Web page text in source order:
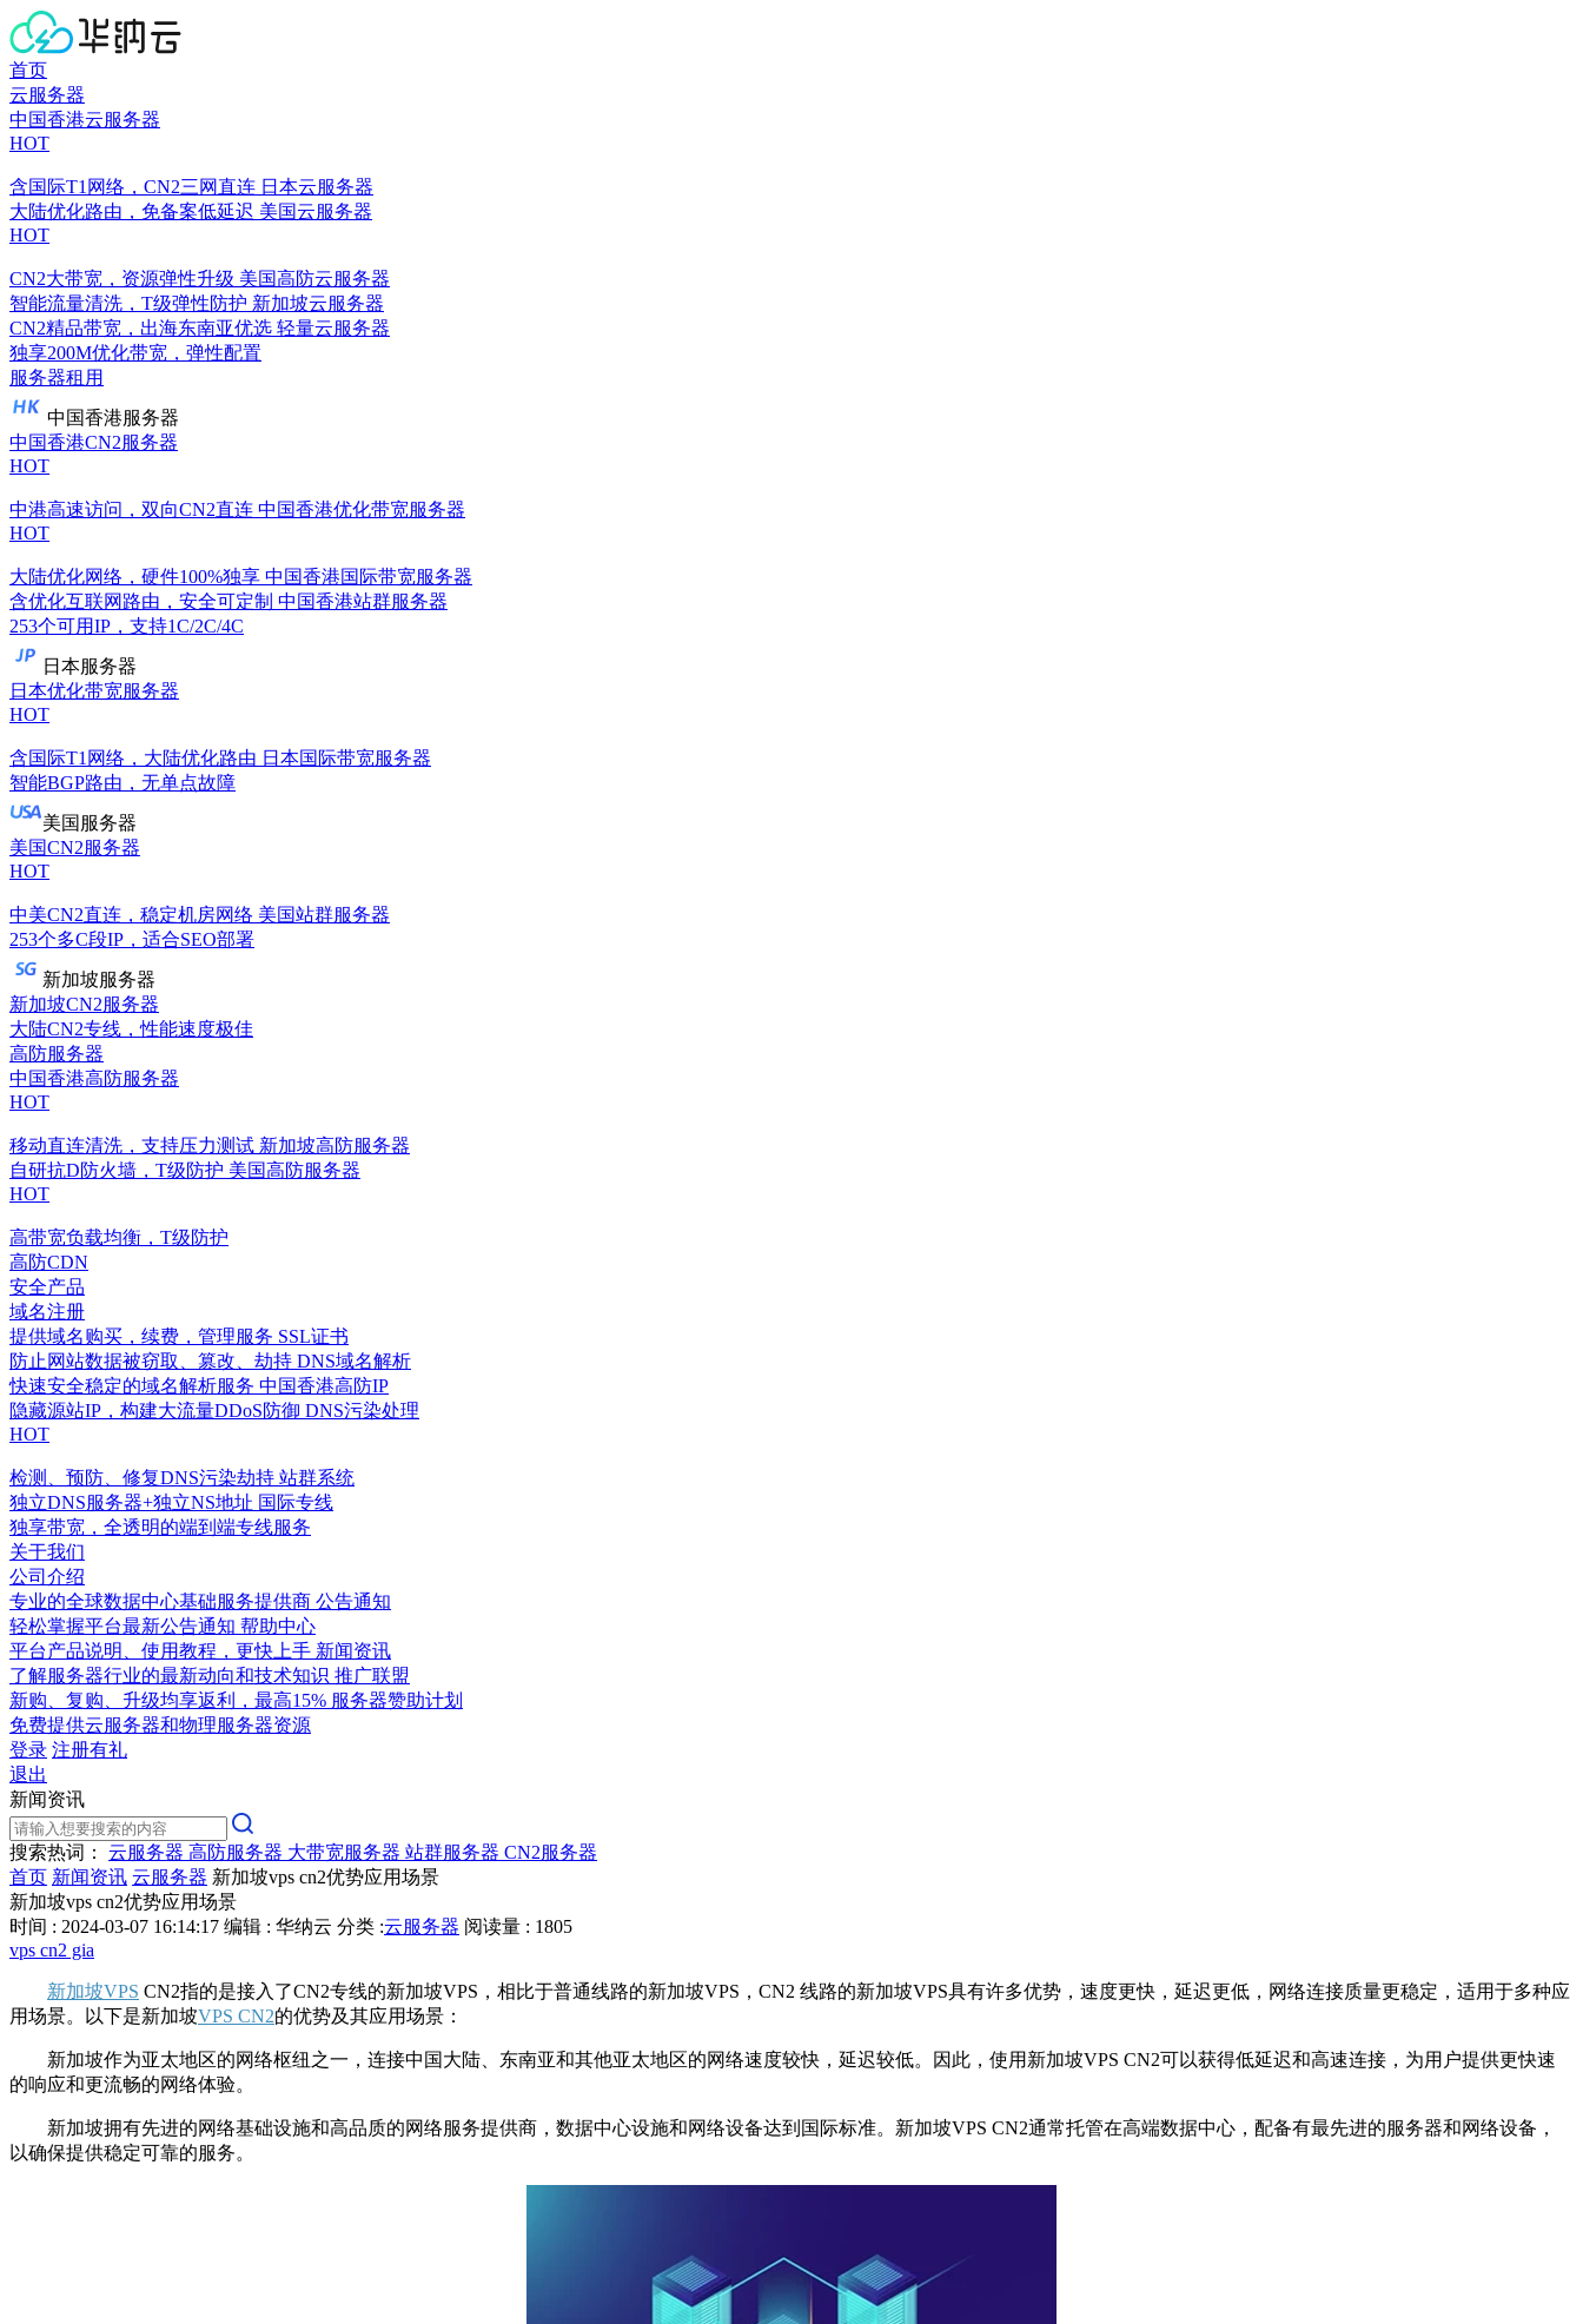
首页
云服务器
中国香港云服务器
HOT
含国际T1网络，CN2三网直连 日本云服务器
大陆优化路由，免备案低延迟 美国云服务器
HOT
CN2大带宽，资源弹性升级 美国高防云服务器
智能流量清洗，T级弹性防护 新加坡云服务器
CN2精品带宽，出海东南亚优选 轻量云服务器
独享200M优化带宽，弹性配置
服务器租用
中国香港服务器
中国香港CN2服务器
HOT
中港高速访问，双向CN2直连 中国香港优化带宽服务器
HOT
大陆优化网络，硬件100%独享 中国香港国际带宽服务器
含优化互联网路由，安全可定制 中国香港站群服务器
253个可用IP，支持1C/2C/4C
日本服务器
日本优化带宽服务器
HOT
含国际T1网络，大陆优化路由 日本国际带宽服务器
智能BGP路由，无单点故障
美国服务器
美国CN2服务器
HOT
中美CN2直连，稳定机房网络 美国站群服务器
253个多C段IP，适合SEO部署
新加坡服务器
新加坡CN2服务器
大陆CN2专线，性能速度极佳
高防服务器
中国香港高防服务器
HOT
移动直连清洗，支持压力测试 新加坡高防服务器
自研抗D防火墙，T级防护 美国高防服务器
HOT
高带宽负载均衡，T级防护
高防CDN
安全产品
域名注册
提供域名购买，续费，管理服务 SSL证书
防止网站数据被窃取、篡改、劫持 DNS域名解析
快速安全稳定的域名解析服务 中国香港高防IP
隐藏源站IP，构建大流量DDoS防御 DNS污染处理
HOT
检测、预防、修复DNS污染劫持 站群系统
独立DNS服务器+独立NS地址 国际专线
独享带宽，全透明的端到端专线服务
关于我们
公司介绍
专业的全球数据中心基础服务提供商 公告通知
轻松掌握平台最新公告通知 帮助中心
平台产品说明、使用教程，更快上手 新闻资讯
了解服务器行业的最新动向和技术知识 推广联盟
新购、复购、升级均享返利，最高15% 服务器赞助计划
免费提供云服务器和物理服务器资源
登录 注册有礼
退出
新闻资讯
搜索热词： 云服务器 高防服务器 大带宽服务器 站群服务器 CN2服务器
首页 新闻资讯 云服务器 新加坡vps cn2优势应用场景
新加坡vps cn2优势应用场景
时间 : 2024-03-07 16:14:17 编辑 : 华纳云 分类 :云服务器 阅读量 : 1805
vps cn2 gia
新加坡VPS CN2指的是接入了CN2专线的新加坡VPS，相比于普通线路的新加坡VPS，CN2 线路的新加坡VPS具有许多优势，速度更快，延迟更低，网络连接质量更稳定，适用于多种应
用场景。以下是新加坡VPS CN2的优势及其应用场景：
新加坡作为亚太地区的网络枢纽之一，连接中国大陆、东南亚和其他亚太地区的网络速度较快，延迟较低。因此，使用新加坡VPS CN2可以获得低延迟和高速连接，为用户提供更快速
的响应和更流畅的网络体验。
新加坡拥有先进的网络基础设施和高品质的网络服务提供商，数据中心设施和网络设备达到国际标准。新加坡VPS CN2通常托管在高端数据中心，配备有最先进的服务器和网络设备，
以确保提供稳定可靠的服务。